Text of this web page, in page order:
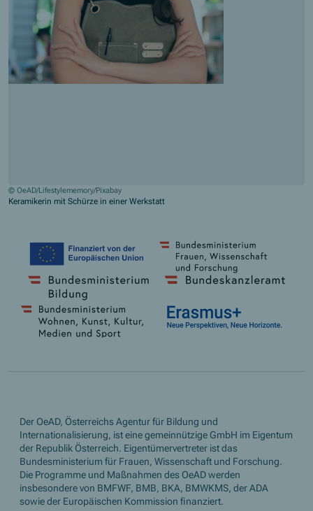
© OeAD/Lifestylememory/Pixabay
Keramikerin mit Schürze in einer Werkstatt
Der OeAD, Österreichs Agentur für Bildung und
Internationalisierung, ist eine gemeinnützige GmbH im Eigentum
der Republik Österreich. Eigentümervertreter ist das
Bundesministerium für Frauen, Wissenschaft und Forschung.
Die Programme und Maßnahmen des OeAD werden
insbesondere von BMFWF, BMB, BKA, BMWKMS, der ADA
sowie der Europäischen Kommission finanziert.